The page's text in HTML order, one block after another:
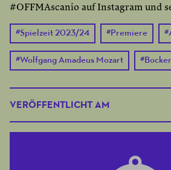
#OFFMAscanio auf Instagram und
#Spielzeit 2023/24 #Premiere #
#Wolfgang Amadeus Mozart #
VERÖFFENTLICHT AM